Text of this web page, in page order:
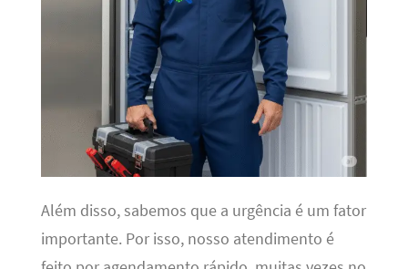
Além disso, sabemos que a urgência é um fator
importante. Por isso, nosso atendimento é